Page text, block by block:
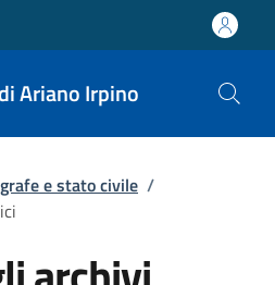
Ariano Irpino
e stato civile /